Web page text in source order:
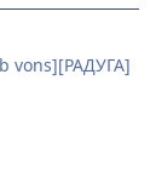
vons][РАДУГА]